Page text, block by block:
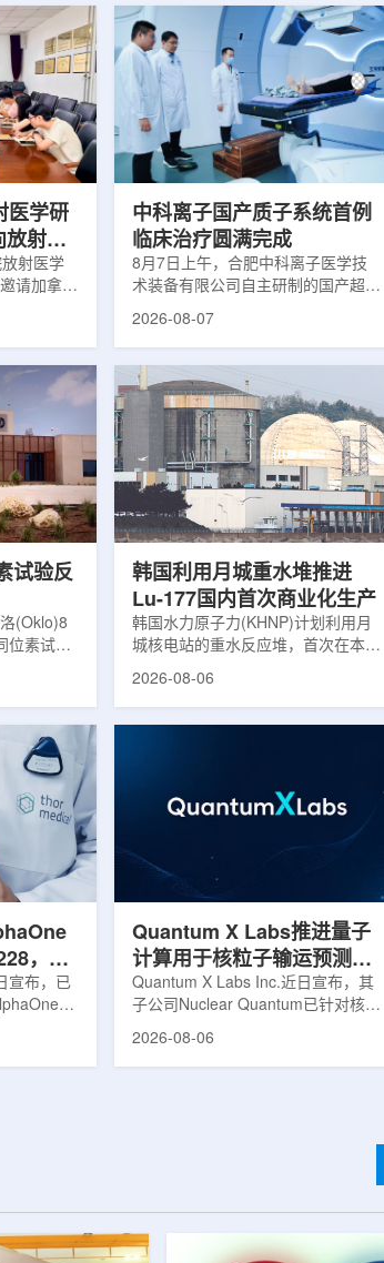
医学研
放射性
射医学
请加拿大
中心林国
报告会采
放射所部
林国贤教
射性药物
表135余
30余项
并完成7
化，应用
中科离子国产质子系统首例
临床治疗圆满完成
8月7日上午，合肥中科离子医学技
术装备有限公司自主研制的国产超导
回旋质子治疗系统，在合肥离子医学
治疗系统的重要突破。本例受试者为
肺癌患者。试验所用的超导质子治疗
系统，搭载中科离子自主研发的
SC240超导回旋加速器，具有超大照
射野、360°全周束流配送能力。治
疗全程依托多模融合4D图像引导精
准定位，能实现动态适配、精准治
疗。设备运行平稳低噪，治疗控制软
2026-08-07
试验反
(Oklo)8
位素试验
现可控自
设施(图
功率试验
洛克哈
点计划下
的反应
施从未开
建开挖、
、燃料配
韩国利用月城重水堆推进
Lu-177国内首次商业化生产
韩国水力原子力(KHNP)计划利用月
城核电站的重水反应堆，首次在本土
生产用于癌症治疗的放射性同位素
元化的供应链并缩短运输时间。此次
计划的首要目标是实现镥-177的商业
化生产，预计在2028年进行试生
产，并在2031年开始全面量产。之
后，韩国水力原子力还将扩大生产范
2026-08-06
，商
宣布，已
生
...
Quantum X Labs推进量子
计算用于核粒子输运预测模
拟
Quantum X Labs Inc.近日宣布，其
子公司Nuclear Quantum已针对核工
业计算模拟中的一项瓶颈提出新方
效率。Nuclear Quantum此次提出的
学能够直接在量子计算框架中表示和
2026-08-06